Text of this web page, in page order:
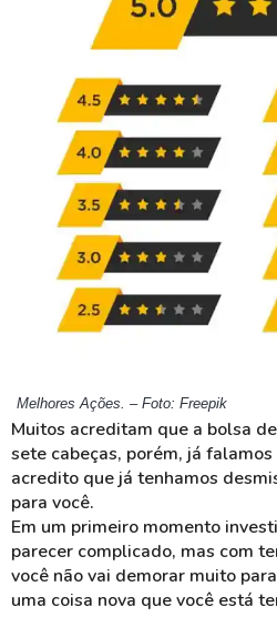
Melhores Ações. – Foto: Freepik
Muitos acreditam que a bolsa
sete cabeças, porém, já
acredito que já tenhamos
para você.
Em um primeiro momento
parecer complicado, mas com
você não vai demorar muito
uma coisa nova que você está